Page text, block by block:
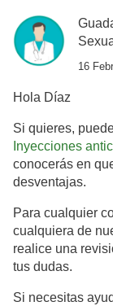
16
Hola Díaz
Si quieres,
Inyecciones
conocerás en
desventajas.
Para cualquier
cualquiera de
realice una
tus dudas.
Si necesitas